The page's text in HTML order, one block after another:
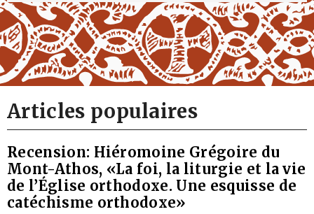
Articles populaires
Recension: Hiéromoine Grégoire du
Mont-Athos, «La foi, la liturgie et la vie
de l’Église orthodoxe. Une esquisse de
catéchisme orthodoxe»